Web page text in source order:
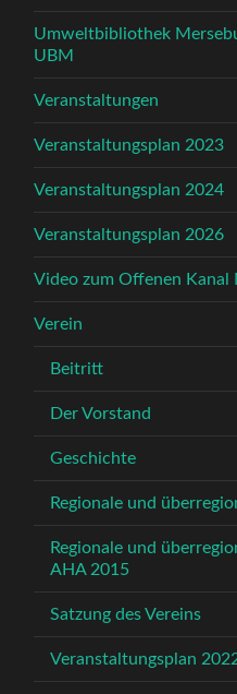
Umweltbibliothek
UBM
Veranstaltungen
Veranstaltungsplan 2023
Veranstaltungsplan 2024
Veranstaltungsplan 2026
Video zum Offenen
Verein
Beitritt
Der Vorstand
Geschichte
Regionale und
Regionale und
AHA 2015
Satzung des Vereins
Veranstaltungsplan